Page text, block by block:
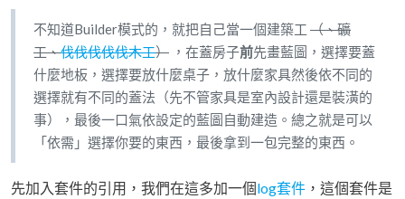
不知道Builder模式的，就把自己當一個建築工 （、礦
工、伐伐伐伐伐木工） ，在蓋房子前先畫藍圖，選擇要蓋
什麼地板，選擇要放什麼桌子，放什麼家具然後依不同的
選擇就有不同的蓋法（先不管家具是室內設計還是裝潢的
事），最後一口氣依設定的藍圖自動建造。總之就是可以
「依需」選擇你要的東西，最後拿到一包完整的東西。
先加入套件的引用，我們在這多加一個log套件 ，這個套件是